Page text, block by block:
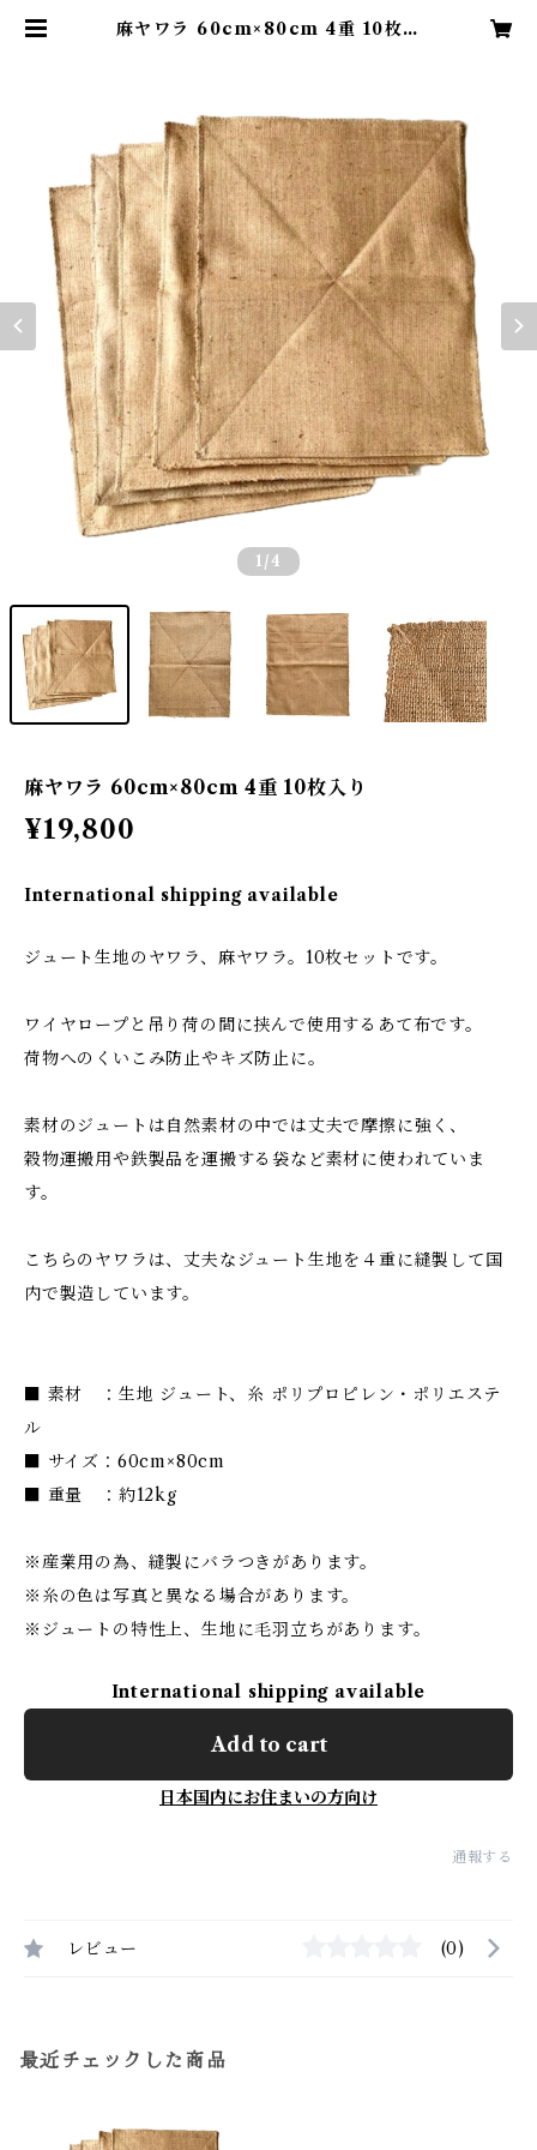
麻ヤワラ 60cm×80cm 4重 10枚入
1 /4
麻ヤワラ 60cm×80cm 4重 10枚入り
¥19,800
International shipping available
ジュート生地のヤワラ、麻ヤワラ。10枚セットです。
ワイヤロープと吊り荷の間に挟んで使用するあて布です。
荷物へのくいこみ防止やキズ防止に。
素材のジュートは自然素材の中では丈夫で摩擦に強く、
穀物運搬用や鉄製品を運搬する袋など素材に使われていま
す。
こちらのヤワラは、丈夫なジュート生地を４重に縫製して国
内で製造しています。
■ 素材 ：生地 ジュート、糸 ポリプロピレン・ポリエステ
ル
■ サイズ：60cm×80cm
■ 重量 ：約12kg
※産業用の為、縫製にバラつきがあります。
※糸の色は写真と異なる場合があります。
※ジュートの特性上、生地に毛羽立ちがあります。
International shipping available
Add to cart
日本国内にお住まいの方向け
通報する
レビュー (0)
最近チェックした商品